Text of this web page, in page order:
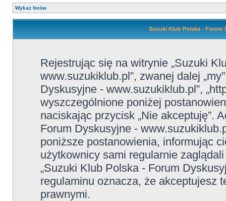
Wykaz forów
Suzuki Klub Polska - Forum
Rejestrując się na witrynie „Suzuki
www.suzukiklub.pl”, zwanej dalej
Dyskusyjne - www.suzukiklub.pl”,
wyszczególnione poniżej
naciskając przycisk „Nie akceptuję”.
Forum Dyskusyjne -
poniższe postanowienia, informując
użytkownicy sami regularnie
„Suzuki Klub Polska - Forum
regulaminu oznacza, że akceptujesz
prawnymi.